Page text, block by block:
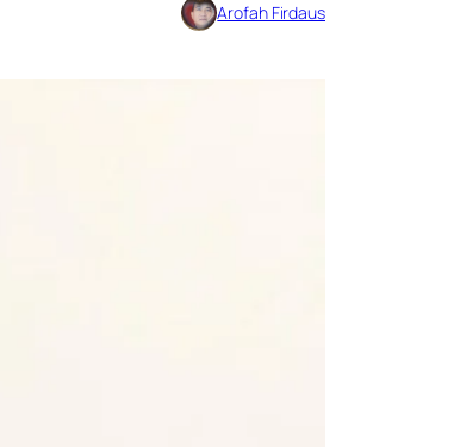
Arofah Firdaus